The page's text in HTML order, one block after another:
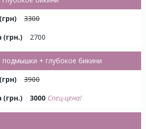
3300
2700
+ глубокое бикини
3900
3000 Спец-цена!